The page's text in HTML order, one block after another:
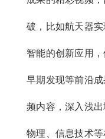
破，比如航天器
智能的创新应用
早期发现等前沿
频内容，深入浅出
物理、信息技术